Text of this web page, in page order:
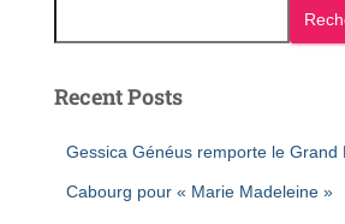
Recent Posts
Gessica Généus remporte le Grand
Cabourg pour « Marie Madeleine »